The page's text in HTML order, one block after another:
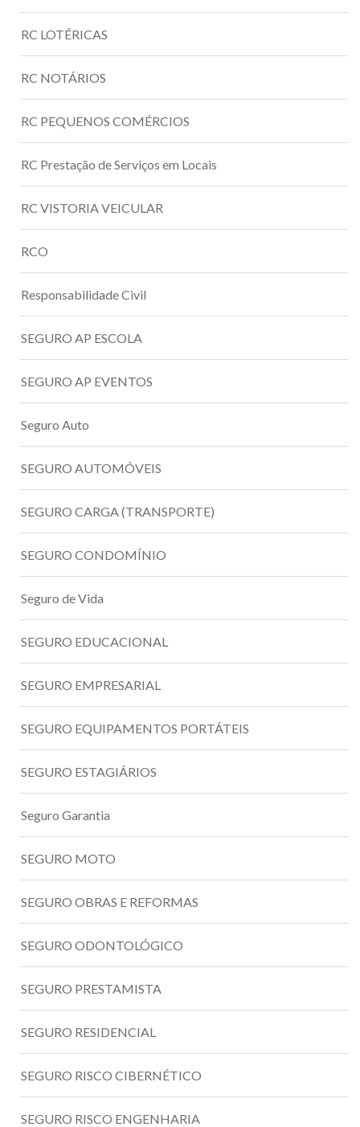
RC LOTÉRICAS
RC NOTÁRIOS
RC PEQUENOS COMÉRCIOS
RC Prestação de Serviços em Locais
RC VISTORIA VEICULAR
RCO
Responsabilidade Civil
SEGURO AP ESCOLA
SEGURO AP EVENTOS
Seguro Auto
SEGURO AUTOMÓVEIS
SEGURO CARGA (TRANSPORTE)
SEGURO CONDOMÍNIO
Seguro de Vida
SEGURO EDUCACIONAL
SEGURO EMPRESARIAL
SEGURO EQUIPAMENTOS PORTÁTEIS
SEGURO ESTAGIÁRIOS
Seguro Garantia
SEGURO MOTO
SEGURO OBRAS E REFORMAS
SEGURO ODONTOLÓGICO
SEGURO PRESTAMISTA
SEGURO RESIDENCIAL
SEGURO RISCO CIBERNÉTICO
SEGURO RISCO ENGENHARIA